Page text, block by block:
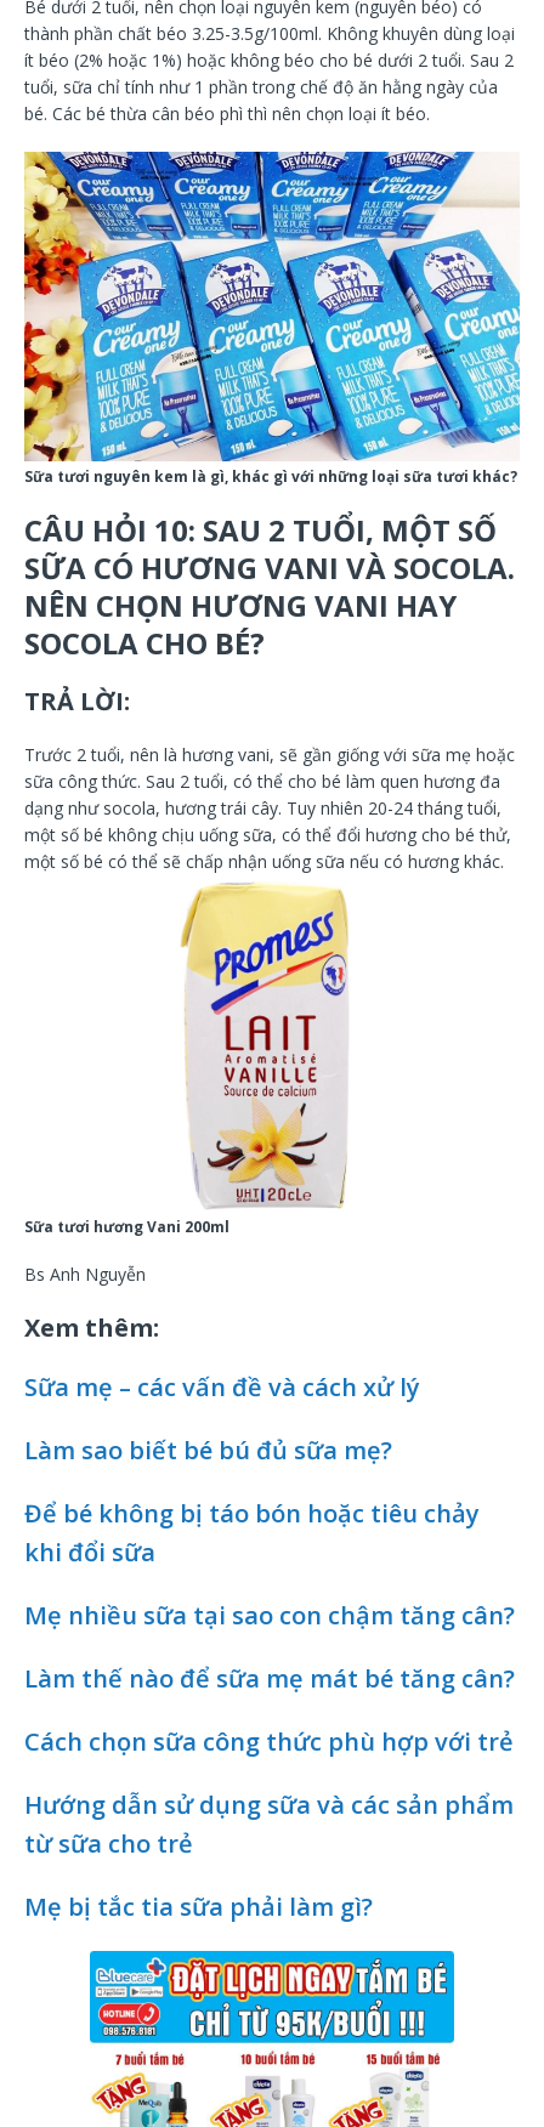
Bé dưới 2 tuổi, nên chọn loại nguyên kem (nguyên béo) có
thành phần chất béo 3.25-3.5g/100ml. Không khuyên dùng loại
ít béo (2% hoặc 1%) hoặc không béo cho bé dưới 2 tuổi. Sau 2
tuổi, sữa chỉ tính như 1 phần trong chế độ ăn hằng ngày của
bé. Các bé thừa cân béo phì thì nên chọn loại ít béo.
Sữa tươi nguyên kem là gì, khác gì với những loại sữa tươi khác?
CÂU HỎI 10: SAU 2 TUỔI, MỘT SỐ
SỮA CÓ HƯƠNG VANI VÀ SOCOLA.
NÊN CHỌN HƯƠNG VANI HAY
SOCOLA CHO BÉ?
TRẢ LỜI:
Trước 2 tuổi, nên là hương vani, sẽ gần giống với sữa mẹ hoặc
sữa công thức. Sau 2 tuổi, có thể cho bé làm quen hương đa
dạng như socola, hương trái cây. Tuy nhiên 20-24 tháng tuổi,
một số bé không chịu uống sữa, có thể đổi hương cho bé thử,
một số bé có thể sẽ chấp nhận uống sữa nếu có hương khác.
Sữa tươi hương Vani 200ml
Bs Anh Nguyễn
Xem thêm:
Sữa mẹ – các vấn đề và cách xử lý
Làm sao biết bé bú đủ sữa mẹ?
Để bé không bị táo bón hoặc tiêu chảy
khi đổi sữa
Mẹ nhiều sữa tại sao con chậm tăng cân?
Làm thế nào để sữa mẹ mát bé tăng cân?
Cách chọn sữa công thức phù hợp với trẻ
Hướng dẫn sử dụng sữa và các sản phẩm
từ sữa cho trẻ
Mẹ bị tắc tia sữa phải làm gì?